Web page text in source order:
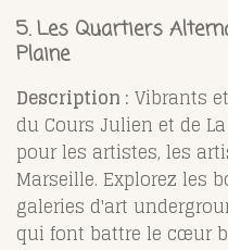
5. Les Quartiers
Plaine
Description : Vibrants
du Cours Julien et de
pour les artistes, les
Marseille. Explorez les
galeries d'art
qui font battre le cœur